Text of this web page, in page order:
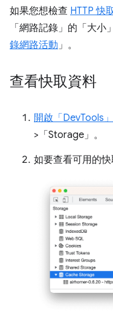
如果您想檢查 HTTP 快
「網路記錄」 的「大小」
錄網路活動」。
查看快取資料
開啟「DevTools」
>「Storage」 。
如要查看可用的